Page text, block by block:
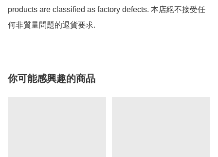
products are classified as factory defects. 本店絕不接受任
何非質量問題的退貨要求.
你可能感興趣的商品